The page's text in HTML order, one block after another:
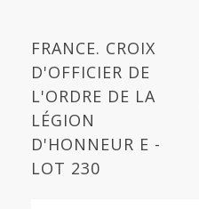
FRANCE. CROIX
D'OFFICIER DE
L'ORDRE DE LA
LÉGION
D'HONNEUR E -
LOT 230